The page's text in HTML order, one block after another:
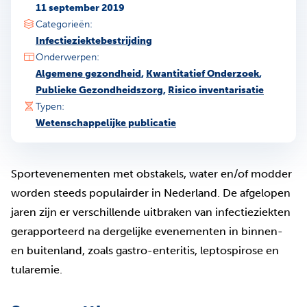
11 september 2019
Categorieën:
Infectieziektebestrijding
Onderwerpen:
Algemene gezondheid, Kwantitatief Onderzoek,
Publieke Gezondheidszorg, Risico inventarisatie
Typen:
Wetenschappelijke publicatie
Sportevenementen met obstakels, water en/of modder
worden steeds populairder in Nederland. De afgelopen
jaren zijn er verschillende uitbraken van infectieziekten
gerapporteerd na dergelijke evenementen in binnen-
en buitenland, zoals gastro-enteritis, leptospirose en
tularemie.